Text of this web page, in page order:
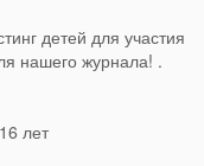
детей для участия
нашего журнала! .
лет